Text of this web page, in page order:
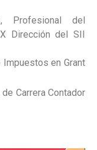
Profesional del
Dirección del SII
en Grant
Carrera Contador